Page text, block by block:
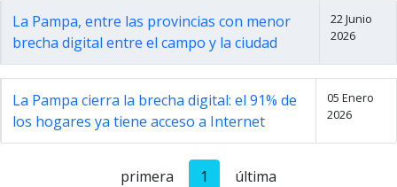
La Pampa, entre las provincias con menor
brecha digital entre el campo y la ciudad
22 Junio
2026
La Pampa cierra la brecha digital: el 91% de
los hogares ya tiene acceso a Internet
05 Enero
2026
primera 1 última